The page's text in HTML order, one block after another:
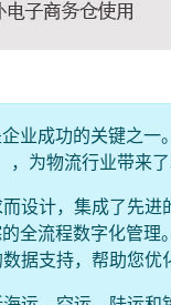
业成功的关键之
为物流行业带来了
设计，集成了先进
全流程数字化管
据支持，帮助您优